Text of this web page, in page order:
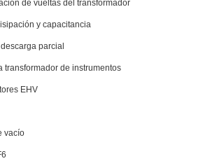
de vueltas del transformador
y capacitancia
parcial
transformador de instrumentos
EHV
vacío